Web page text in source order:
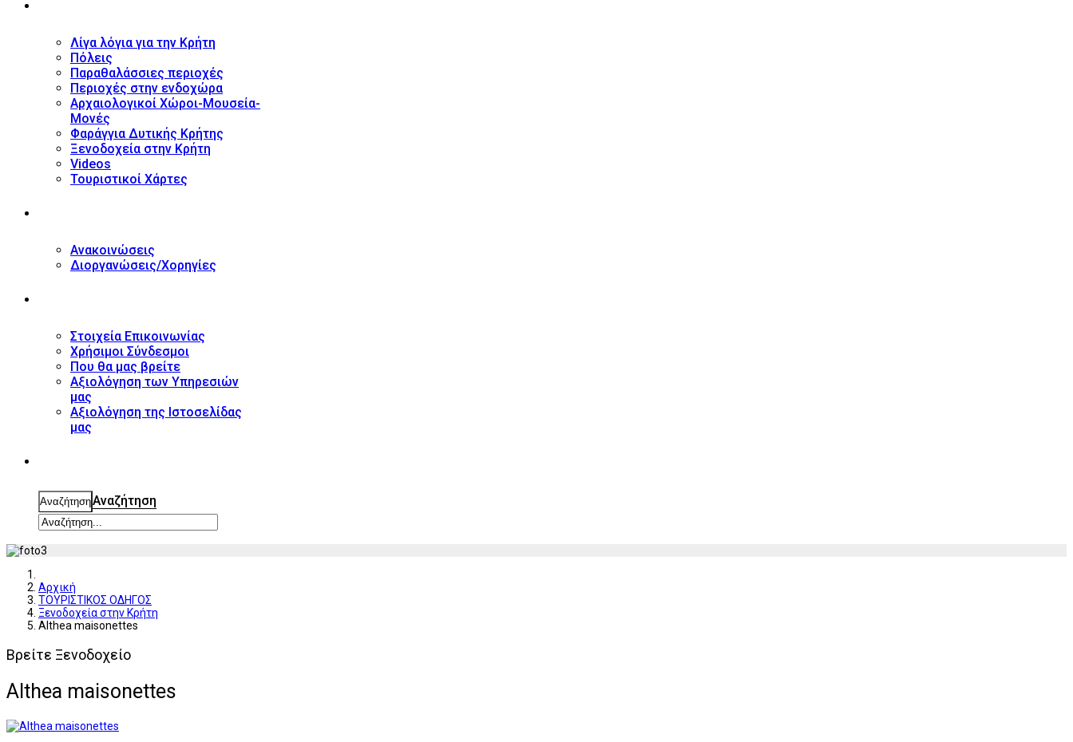
Λίγα λόγια για την Κρήτη
Πόλεις
Παραθαλάσσιες περιοχές
Περιοχές στην ενδοχώρα
Αρχαιολογικοί Χώροι-Μουσεία-
Μονές
Φαράγγια Δυτικής Κρήτης
Ξενοδοχεία στην Κρήτη
Videos
Τουριστικοί Χάρτες
Ανακοινώσεις
Διοργανώσεις/Χορηγίες
Στοιχεία Επικοινωνίας
Χρήσιμοι Σύνδεσμοι
Που θα μας βρείτε
Αξιολόγηση των Υπηρεσιών
μας
Αξιολόγηση της Ιστοσελίδας
μας
ΑναζήτησηΑναζήτηση
Αρχική
ΤΟΥΡΙΣΤΙΚΟΣ ΟΔΗΓΟΣ
Ξενοδοχεία στην Κρήτη
Althea maisonettes
Βρείτε Ξενοδοχείο
Althea maisonettes